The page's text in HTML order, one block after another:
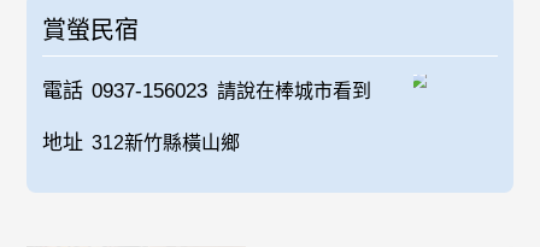
賞螢民宿
電話 0937-156023 請說在棒城市看到
地址 312新竹縣橫山鄉